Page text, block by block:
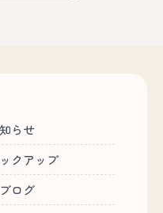
らせ
クアップ
ログ